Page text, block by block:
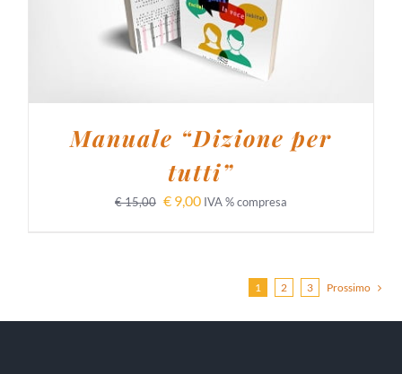
Manuale “Dizione per
tutti”
€15,00 € 9,00 IVA % compresa
1 2 3 Prossimo